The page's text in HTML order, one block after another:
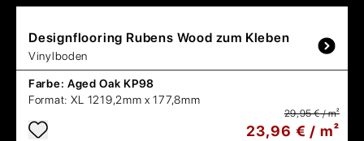
Designflooring Rubens Wood zum Kleben
Vinylboden
Farbe: Aged Oak KP98
Format: XL 1219,2mm x 177,8mm
29,95 € / m²
23,96 € / m²